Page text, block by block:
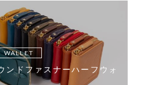
WALLET
ンドファスナーハーフウォ